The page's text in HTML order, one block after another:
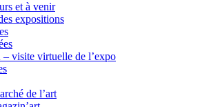
et à venir
expositions
visite virtuelle de l’expo
de l’art